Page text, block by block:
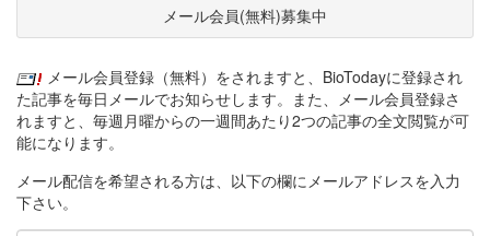
メール会員(無料)募集中
メール会員登録（無料）をされますと、BioTodayに登録され
た記事を毎日メールでお知らせします。また、メール会員登録さ
れますと、毎週月曜からの一週間あたり2つの記事の全文閲覧が可
能になります。
メール配信を希望される方は、以下の欄にメールアドレスを入力
下さい。